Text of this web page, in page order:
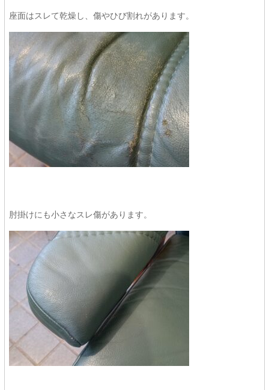
座面はスレて乾燥し、傷やひび割れがあります。
肘掛けにも小さなスレ傷があります。